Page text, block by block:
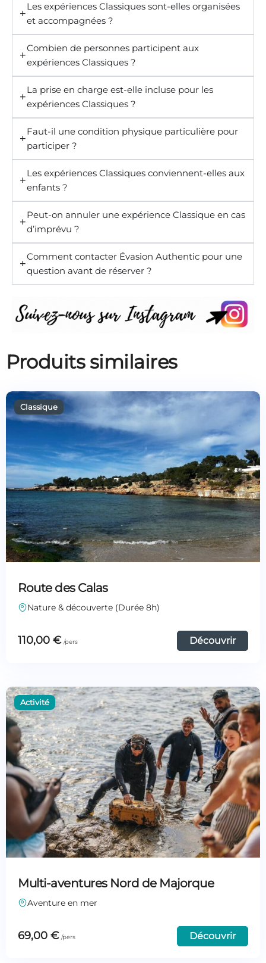
Les expériences Classiques sont-elles organisées
et accompagnées ?
Combien de personnes participent aux
expériences Classiques ?
La prise en charge est-elle incluse pour les
expériences Classiques ?
Faut-il une condition physique particulière pour
participer ?
Les expériences Classiques conviennent-elles aux
enfants ?
Peut-on annuler une expérience Classique en cas
d’imprévu ?
Comment contacter Évasion Authentic pour une
question avant de réserver ?
Produits similaires
Route des Calas
Nature & découverte (Durée 8h)
110,00 € Découvrir
Multi-aventures Nord de Majorque
Aventure en mer
69,00 € Découvrir